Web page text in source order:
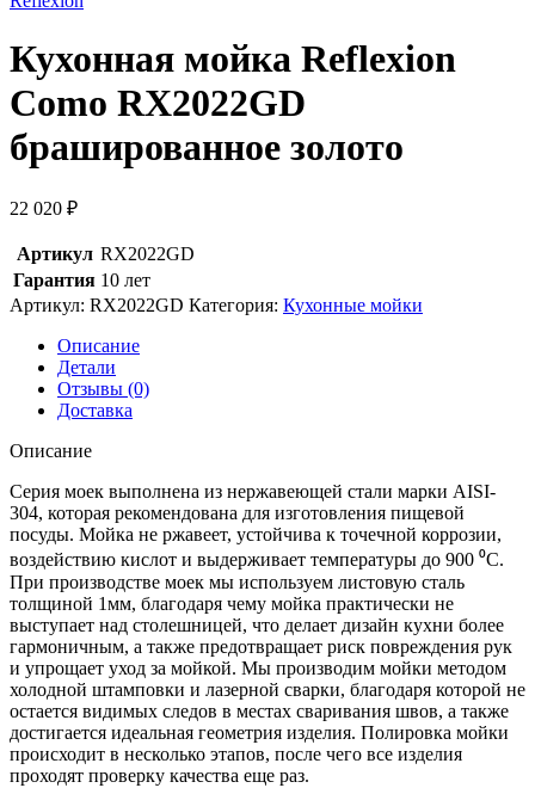
Кухонная мойка Reflexion
Como RX2022GD
брашированное золото
22 020 ₽
Артикул RX2022GD
Гарантия 10 лет
Артикул: RX2022GD Категория: Кухонные мойки
Описание
Детали
Отзывы (0)
Доставка
Описание
Серия моек выполнена из нержавеющей стали марки AISI-
304, которая рекомендована для изготовления пищевой
посуды. Мойка не ржавеет, устойчива к точечной коррозии,
воздействию кислот и выдерживает температуры до 900 ⁰С.
При производстве моек мы используем листовую сталь
толщиной 1мм, благодаря чему мойка практически не
выступает над столешницей, что делает дизайн кухни более
гармоничным, а также предотвращает риск повреждения рук
и упрощает уход за мойкой. Мы производим мойки методом
холодной штамповки и лазерной сварки, благодаря которой не
остается видимых следов в местах сваривания швов, а также
достигается идеальная геометрия изделия. Полировка мойки
происходит в несколько этапов, после чего все изделия
проходят проверку качества еще раз.